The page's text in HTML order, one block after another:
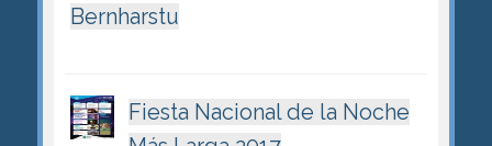
Bernharstu
Fiesta Nacional de la Noche